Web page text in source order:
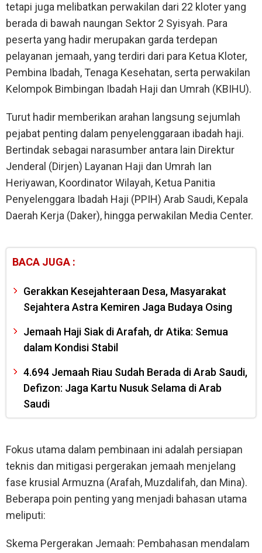
tetapi juga melibatkan perwakilan dari 22 kloter yang
berada di bawah naungan Sektor 2 Syisyah. Para
peserta yang hadir merupakan garda terdepan
pelayanan jemaah, yang terdiri dari para Ketua Kloter,
Pembina Ibadah, Tenaga Kesehatan, serta perwakilan
Kelompok Bimbingan Ibadah Haji dan Umrah (KBIHU).
Turut hadir memberikan arahan langsung sejumlah
pejabat penting dalam penyelenggaraan ibadah haji.
Bertindak sebagai narasumber antara lain Direktur
Jenderal (Dirjen) Layanan Haji dan Umrah Ian
Heriyawan, Koordinator Wilayah, Ketua Panitia
Penyelenggara Ibadah Haji (PPIH) Arab Saudi, Kepala
Daerah Kerja (Daker), hingga perwakilan Media Center.
BACA JUGA :
Gerakkan Kesejahteraan Desa, Masyarakat
Sejahtera Astra Kemiren Jaga Budaya Osing
Jemaah Haji Siak di Arafah, dr Atika: Semua
dalam Kondisi Stabil
4.694 Jemaah Riau Sudah Berada di Arab Saudi,
Defizon: Jaga Kartu Nusuk Selama di Arab
Saudi
Fokus utama dalam pembinaan ini adalah persiapan
teknis dan mitigasi pergerakan jemaah menjelang
fase krusial Armuzna (Arafah, Muzdalifah, dan Mina).
Beberapa poin penting yang menjadi bahasan utama
meliputi:
Skema Pergerakan Jemaah: Pembahasan mendalam